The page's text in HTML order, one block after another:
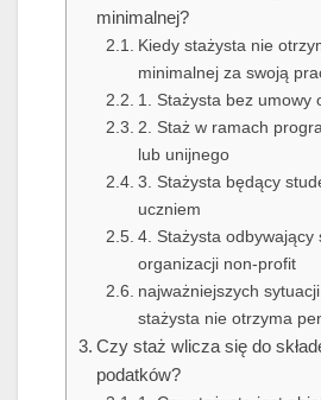
minimalnej?
Kiedy stażysta nie
minimalnej za swoją
1. Stażysta bez umowy
2. Staż w ramach
lub unijnego
3. Stażysta będący
uczniem
4. Stażysta odbywający
organizacji non-profit
najważniejszych
stażysta nie otrzyma
Czy staż wlicza się do
podatków?